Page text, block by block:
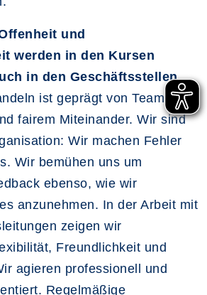
und
werden in den Kursen
in den Geschäftsstellen
ist geprägt von Teamwork,
fairem Miteinander. Wir sind
Wir machen Fehler
Wir bemühen uns um
ebenso, wie wir
anzunehmen. In der Arbeit mit
zeigen wir
Freundlichkeit und
agieren professionell und
Regelmäßige